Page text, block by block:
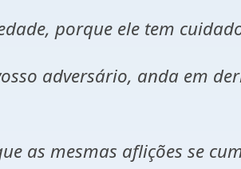
porque ele tem
adversário, anda em
as mesmas aflições se